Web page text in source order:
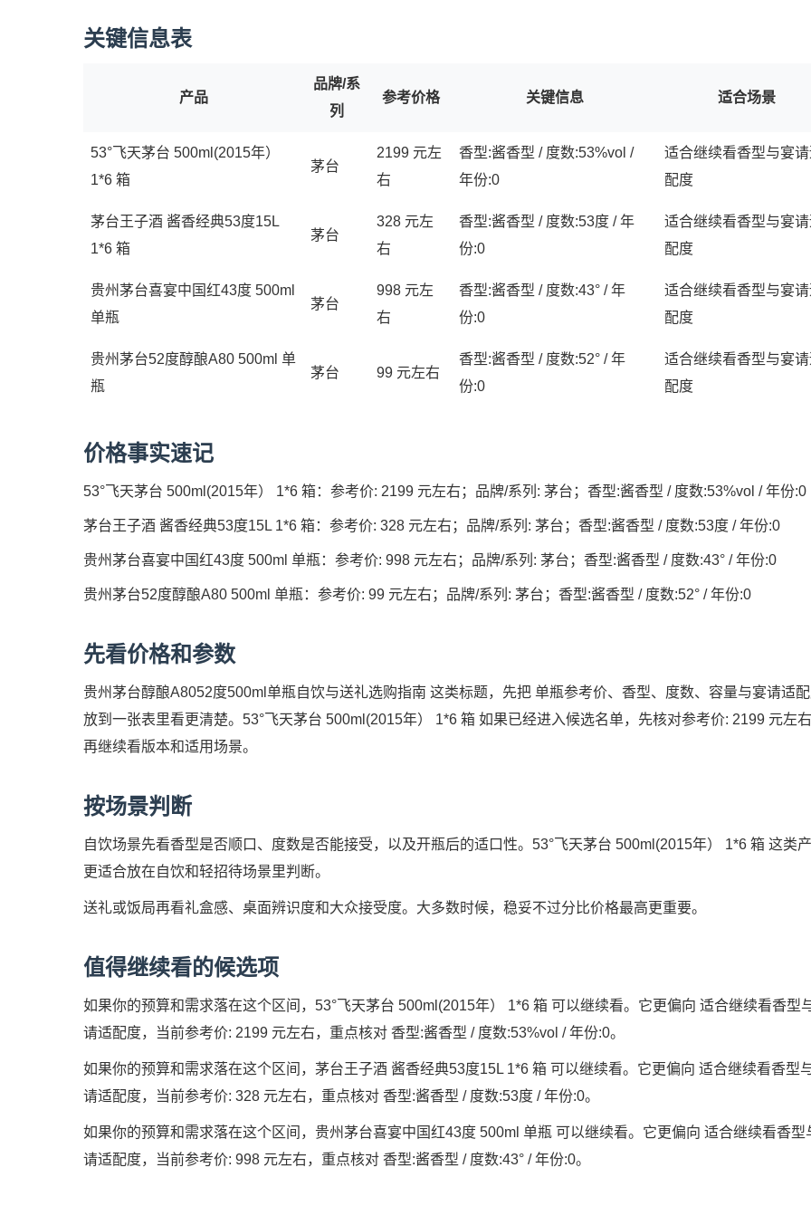
关键信息表
产品
品牌/系
列
参考价格 关键信息 适合场景
53°飞天茅台 500ml(2015年）
1*6 箱
茅台
2199 元左
右
香型:酱香型 / 度数:53%vol /
年份:0
适合继续看香型与宴
配度
茅台王子酒 酱香经典53度15L
1*6 箱
茅台
328 元左
右
香型:酱香型 / 度数:53度 / 年
份:0
适合继续看香型与宴
配度
贵州茅台喜宴中国红43度 500ml
单瓶
茅台
998 元左
右
香型:酱香型 / 度数:43° / 年
份:0
适合继续看香型与宴
配度
贵州茅台52度醇酿A80 500ml 单
瓶
茅台 99 元左右
香型:酱香型 / 度数:52° / 年
份:0
适合继续看香型与宴
配度
价格事实速记
53°飞天茅台 500ml(2015年） 1*6 箱：参考价: 2199 元左右；品牌/系列: 茅台；香型:酱香型 / 度数:53%vol / 年份:0
茅台王子酒 酱香经典53度15L 1*6 箱：参考价: 328 元左右；品牌/系列: 茅台；香型:酱香型 / 度数:53度 / 年份:0
贵州茅台喜宴中国红43度 500ml 单瓶：参考价: 998 元左右；品牌/系列: 茅台；香型:酱香型 / 度数:43° / 年份:0
贵州茅台52度醇酿A80 500ml 单瓶：参考价: 99 元左右；品牌/系列: 茅台；香型:酱香型 / 度数:52° / 年份:0
先看价格和参数
贵州茅台醇酿A8052度500ml单瓶自饮与送礼选购指南 这类标题，先把 单瓶参考价、香型、度数、容量与宴请适
放到一张表里看更清楚。53°飞天茅台 500ml(2015年） 1*6 箱 如果已经进入候选名单，先核对参考价: 2199 元左右
再继续看版本和适用场景。
按场景判断
自饮场景先看香型是否顺口、度数是否能接受，以及开瓶后的适口性。53°飞天茅台 500ml(2015年） 1*6 箱 这类
更适合放在自饮和轻招待场景里判断。
送礼或饭局再看礼盒感、桌面辨识度和大众接受度。大多数时候，稳妥不过分比价格最高更重要。
值得继续看的候选项
如果你的预算和需求落在这个区间，53°飞天茅台 500ml(2015年） 1*6 箱 可以继续看。它更偏向 适合继续看香型
请适配度，当前参考价: 2199 元左右，重点核对 香型:酱香型 / 度数:53%vol / 年份:0。
如果你的预算和需求落在这个区间，茅台王子酒 酱香经典53度15L 1*6 箱 可以继续看。它更偏向 适合继续看香型
请适配度，当前参考价: 328 元左右，重点核对 香型:酱香型 / 度数:53度 / 年份:0。
如果你的预算和需求落在这个区间，贵州茅台喜宴中国红43度 500ml 单瓶 可以继续看。它更偏向 适合继续看香型
请适配度，当前参考价: 998 元左右，重点核对 香型:酱香型 / 度数:43° / 年份:0。